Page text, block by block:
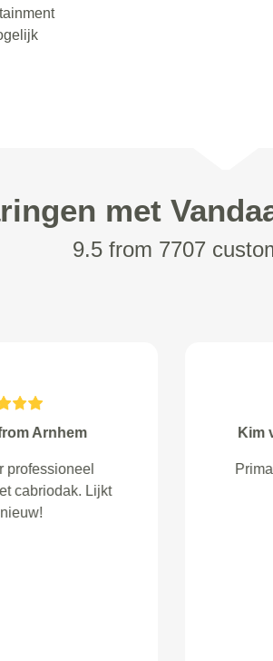
met
9.5 from 7707
Linsey van den
Werd al snel door de